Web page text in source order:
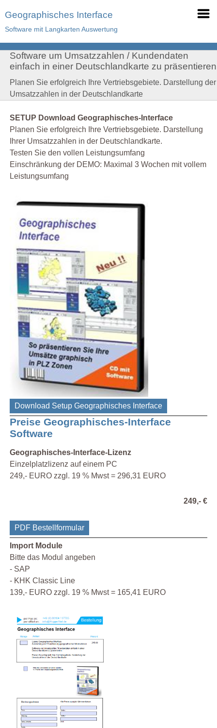
Geographisches Interface
Software mit Langkarten Auswertung
Software um Umsatzzahlen / Kundendaten
einfach in einer Deutschlandkarte zu präsentieren
Planen Sie erfolgreich Ihre Vertriebsgebiete. Darstellung der
Umsatzzahlen in der Deutschlandkarte
SETUP Download Geographisches-Interface
Planen Sie erfolgreich Ihre Vertriebsgebiete. Darstellung
Ihrer Umsatzzahlen in der Deutschlandkarte.
Testen Sie den vollen Leistungsumfang
Einschränkung der DEMO: Maximal 3 Wochen mit vollem
Leistungsumfang
Download Setup Geographisches Interface
Preise Geographisches-Interface
Software
Geographisches-Interface-Lizenz
Einzelplatzlizenz auf einem PC
249,- EURO zzgl. 19 % Mwst = 296,31 EURO
249,- €
PDF Bestellformular
Import Module
Bitte das Modul angeben
- SAP
- KHK Classic Line
139,- EURO zzgl. 19 % Mwst = 165,41 EURO